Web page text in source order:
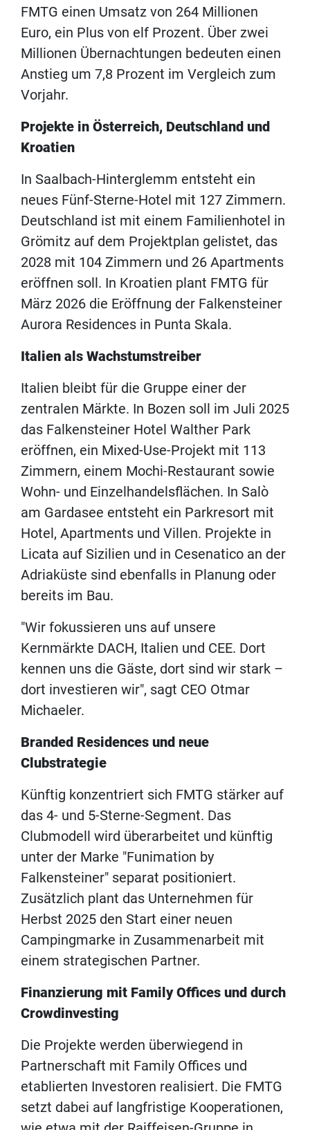
FMTG einen Umsatz von 264 Millionen
Euro, ein Plus von elf Prozent. Über zwei
Millionen Übernachtungen bedeuten einen
Anstieg um 7,8 Prozent im Vergleich zum
Vorjahr.
Projekte in Österreich, Deutschland und
Kroatien
In Saalbach-Hinterglemm entsteht ein
neues Fünf-Sterne-Hotel mit 127 Zimmern.
Deutschland ist mit einem Familienhotel in
Grömitz auf dem Projektplan gelistet, das
2028 mit 104 Zimmern und 26 Apartments
eröffnen soll. In Kroatien plant FMTG für
März 2026 die Eröffnung der Falkensteiner
Aurora Residences in Punta Skala.
Italien als Wachstumstreiber
Italien bleibt für die Gruppe einer der
zentralen Märkte. In Bozen soll im Juli 2025
das Falkensteiner Hotel Walther Park
eröffnen, ein Mixed-Use-Projekt mit 113
Zimmern, einem Mochi-Restaurant sowie
Wohn- und Einzelhandelsflächen. In Salò
am Gardasee entsteht ein Parkresort mit
Hotel, Apartments und Villen. Projekte in
Licata auf Sizilien und in Cesenatico an der
Adriaküste sind ebenfalls in Planung oder
bereits im Bau.
"Wir fokussieren uns auf unsere
Kernmärkte DACH, Italien und CEE. Dort
kennen uns die Gäste, dort sind wir stark –
dort investieren wir", sagt CEO Otmar
Michaeler.
Branded Residences und neue
Clubstrategie
Künftig konzentriert sich FMTG stärker auf
das 4- und 5-Sterne-Segment. Das
Clubmodell wird überarbeitet und künftig
unter der Marke "Funimation by
Falkensteiner" separat positioniert.
Zusätzlich plant das Unternehmen für
Herbst 2025 den Start einer neuen
Campingmarke in Zusammenarbeit mit
einem strategischen Partner.
Finanzierung mit Family Offices und durch
Crowdinvesting
Die Projekte werden überwiegend in
Partnerschaft mit Family Offices und
etablierten Investoren realisiert. Die FMTG
setzt dabei auf langfristige Kooperationen,